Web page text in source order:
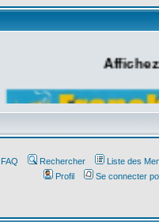
FAQ Rechercher
Liste des
Profil
Se connecter